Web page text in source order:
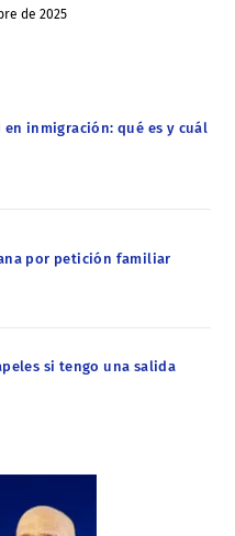
de 2025
en inmigración: qué es y cuál
por petición familiar
si tengo una salida